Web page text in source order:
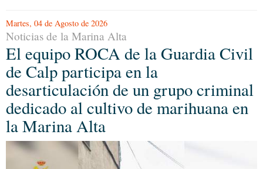
Martes, 04 de Agosto de 2026
Noticias de la Marina Alta
El equipo ROCA de la Guardia Civil
de Calp participa en la
desarticulación de un grupo criminal
dedicado al cultivo de marihuana en
la Marina Alta